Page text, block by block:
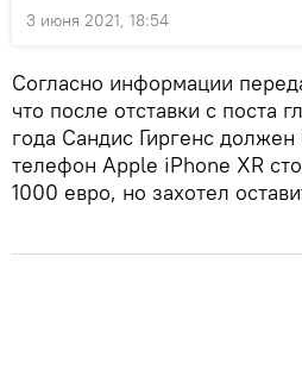
3 июня 2021, 18:54
Согласно информации
что после отставки с поста
года Сандис Гиргенс
телефон Apple iPhone XR
1000 евро, но захотел